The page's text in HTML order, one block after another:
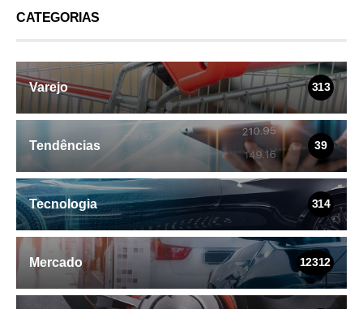
CATEGORIAS
Varejo 313
Tendências 39
Tecnologia 314
Mercado 12312